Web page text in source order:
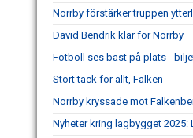
Norrby förstärker truppen
David Bendrik klar för Norrby
Fotboll ses bäst på plats -
Stort tack för allt, Falken
Norrby kryssade mot
Nyheter kring lagbygget 2025: